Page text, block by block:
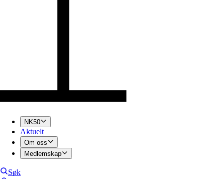
NK50
Aktuelt
Om oss
Medlemskap
Søk